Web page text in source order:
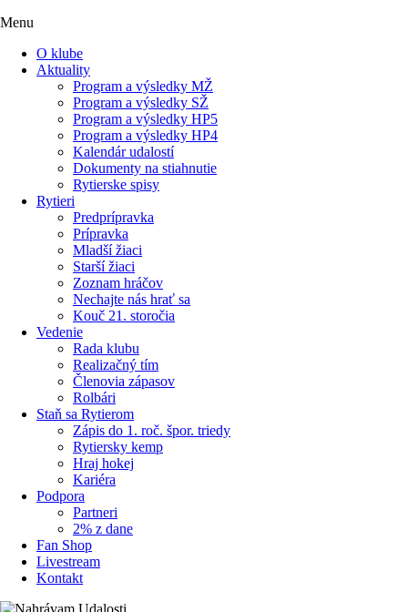
Menu
O klube
Aktuality
Program a výsledky MŽ
Program a výsledky SŽ
Program a výsledky HP5
Program a výsledky HP4
Kalendár udalostí
Dokumenty na stiahnutie
Rytierske spisy
Rytieri
Predprípravka
Prípravka
Mladší žiaci
Starší žiaci
Zoznam hráčov
Nechajte nás hrať sa
Kouč 21. storočia
Vedenie
Rada klubu
Realizačný tím
Členovia zápasov
Rolbári
Staň sa Rytierom
Zápis do 1. roč. špor. triedy
Rytiersky kemp
Hraj hokej
Kariéra
Podpora
Partneri
2% z dane
Fan Shop
Livestream
Kontakt